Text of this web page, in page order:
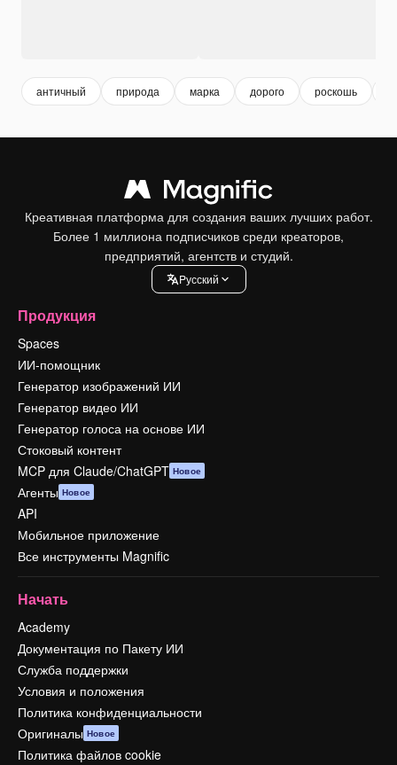
античный природа марка дорого роскошь
Креативная платформа для создания ваших лучших работ.
Более 1 миллиона подписчиков среди креаторов,
предприятий, агентств и студий.
Pусский
Продукция
Spaces
ИИ-помощник
Генератор изображений ИИ
Генератор видео ИИ
Генератор голоса на основе ИИ
Стоковый контент
MCP для Claude/ChatGPT Новое
Агенты Новое
API
Мобильное приложение
Все инструменты Magnific
Начать
Academy
Документация по Пакету ИИ
Служба поддержки
Условия и положения
Политика конфиденциальности
Оригиналы Новое
Политика файлов cookie